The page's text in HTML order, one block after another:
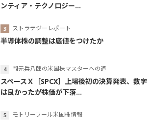
ンティア・テクノロジー...
ストラテジーレポート
半導体株の調整は底値をつけたか
岡元兵八郎の米国株マスターへの道
スペースＸ［SPCX］上場後初の決算発表、数字
は良かったが株価が下落...
モトリーフール米国株情報